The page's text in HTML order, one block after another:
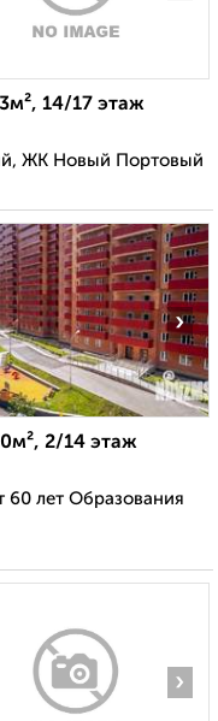
14/17 этаж
ЖК Новый Портовый
›
2/14 этаж
60 лет Образования
›